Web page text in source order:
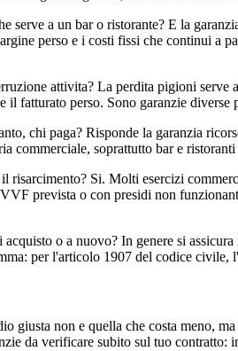
serve a un bar o ristorante? E la
perso e i costi fissi che continui a
attivita? La perdita pigioni
il fatturato perso. Sono garanzie
chi paga? Risponde la garanzia
commerciale, soprattutto bar e
risarcimento? Si. Molti esercizi
prevista o con presidi non
o a nuovo? In genere si
per l'articolo 1907 del codice
giusta non e quella che costa meno,
da verificare subito sul tuo